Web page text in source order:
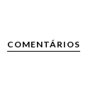
COMENTÁRIOS